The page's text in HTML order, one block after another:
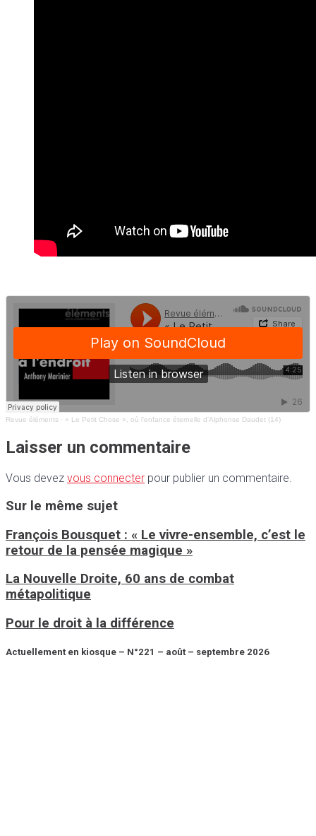
Revue éléments · « Le Petit Chose », où l’enfance éternelle d’Alphonse Daudet (14)
Laisser un commentaire
Vous devez vous connecter pour publier un commentaire.
Sur le même sujet
François Bousquet : « Le vivre-ensemble, c’est le
retour de la pensée magique »
La Nouvelle Droite, 60 ans de combat
métapolitique
Pour le droit à la différence
Actuellement en kiosque – N°221 – août – septembre 2026